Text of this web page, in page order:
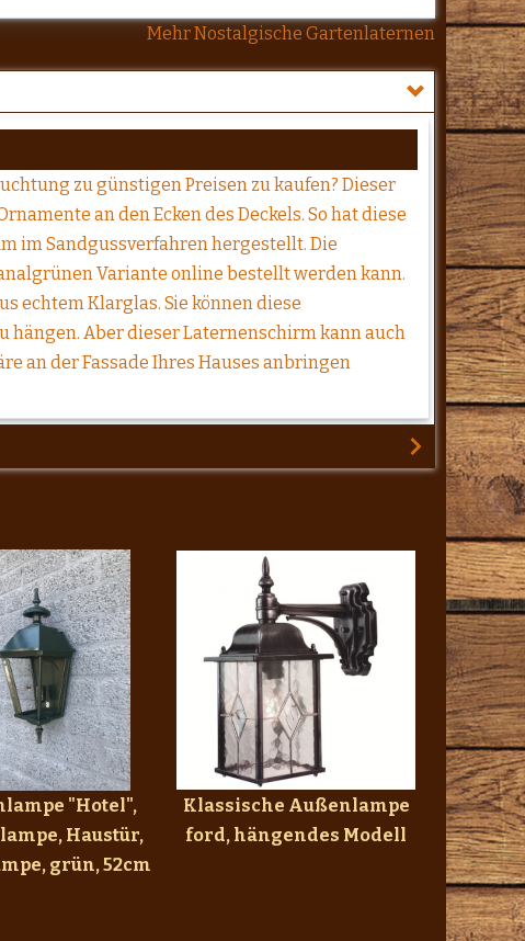
Mehr Nostalgische Gartenlaternen
zu günstigen Preisen zu kaufen? Dieser
an den Ecken des Deckels. So hat diese
im Sandgussverfahren hergestellt. Die
Variante online bestellt werden kann.
echtem Klarglas. Sie können diese
hängen. Aber dieser Laternenschirm kann auch
an der Fassade Ihres Hauses anbringen
"Hotel",
Haustür,
grün, 52cm
Klassische Außenlampe
ford, hängendes Modell